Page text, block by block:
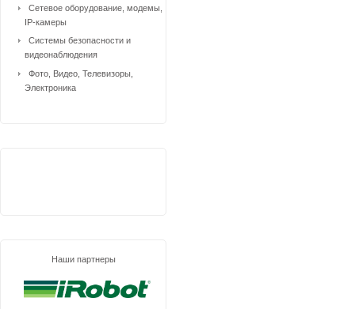
Сетевое оборудование, модемы,
IP-камеры
Системы безопасности и
видеонаблюдения
Фото, Видео, Телевизоры,
Электроника
Наши партнеры